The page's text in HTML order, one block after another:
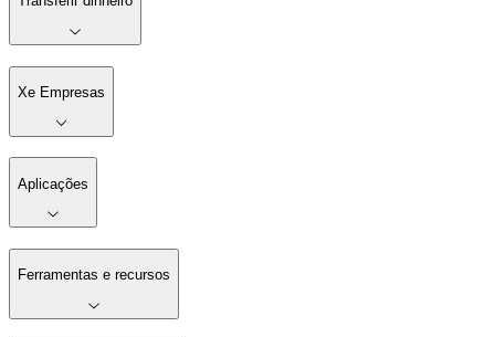
Xe Empresas
Aplicações
Ferramentas e recursos